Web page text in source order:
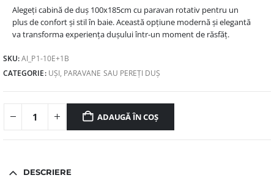
Alegeți cabină de duș 100x185cm cu paravan rotativ pentru un
plus de confort și stil în baie. Această opțiune modernă și elegantă
va transforma experiența dușului într-un moment de răsfăț.
SKU:AI_P1-10E+1B
CATEGORIE: UȘI, PARAVANE SAU PEREȚI DUȘ
ADAUGĂ ÎN COȘ
DESCRIERE